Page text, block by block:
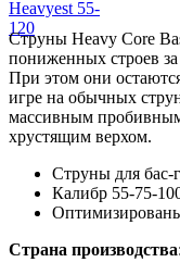
Струны Heavy Core
пониженных строев за
При этом они
игре на обычных
массивным
хрустящим верхом.
Струны для бас-
Калибр 55-75-
Страна производства